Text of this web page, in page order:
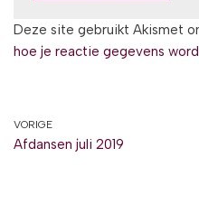
Deze site gebruikt Akismet
hoe je reactie gegevens
VORIGE
Afdansen juli 2019